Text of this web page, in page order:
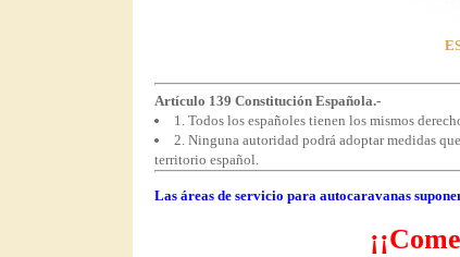
Artículo 139 Constitución Española.-
1. Todos los españoles tienen los mismos
2. Ninguna autoridad podrá adoptar medidas
territorio español.
Las áreas de servicio para autocaravanas